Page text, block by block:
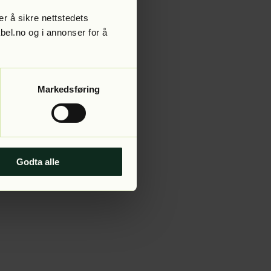
å sikre nettstedets
og i annonser for å
Markedsføring
Godta alle